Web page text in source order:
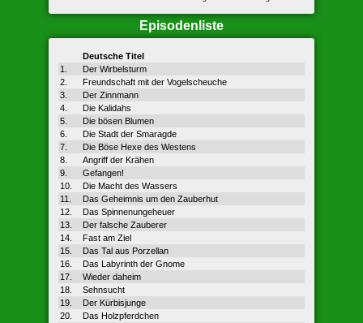
Episodenliste
Deutsche Titel
1.
Der Wirbelsturm
2.
Freundschaft mit der Vogelscheuche
3.
Der Zinnmann
4.
Die Kalidahs
5.
Die bösen Blumen
6.
Die Stadt der Smaragde
7.
Die Böse Hexe des Westens
8.
Angriff der Krähen
9.
Gefangen!
10.
Die Macht des Wassers
11.
Das Geheimnis um den Zauberhut
12.
Das Spinnenungeheuer
13.
Der falsche Zauberer
14.
Fast am Ziel
15.
Das Tal aus Porzellan
16.
Das Labyrinth der Gnome
17.
Wieder daheim
18.
Sehnsucht
19.
Der Kürbisjunge
20.
Das Holzpferdchen